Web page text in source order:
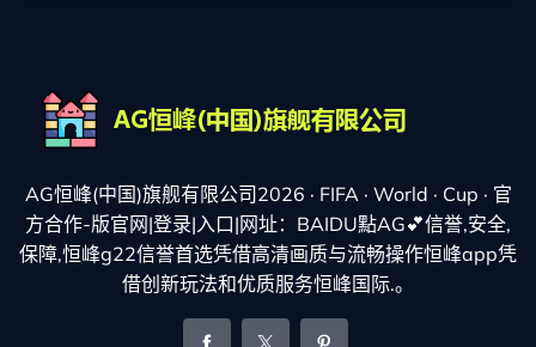
AG恒峰(中国)旗舰有限公司2026 · FIFA · World · Cup · 官
方合作-版官网|登录|入口|网址：BAIDU點AG💕信誉,安全,
保障,恒峰g22信誉首选凭借高清画质与流畅操作恒峰app凭
借创新玩法和优质服务恒峰国际.。